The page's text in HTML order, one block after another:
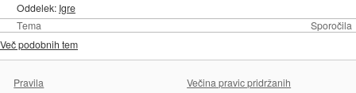
Tema Sporočila
Oddelek: Igre
Več podobnih tem
Pravila Večina pravic pridržanih